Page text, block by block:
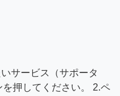
サービス（サポータ
押してください。 2.ペ